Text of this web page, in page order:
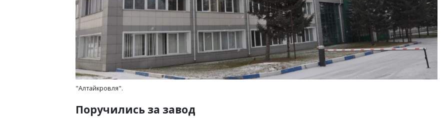
"Алтайкровля".
Поручились за завод
трендах в фасадах и
СТРОИТЕЛЬСТВО